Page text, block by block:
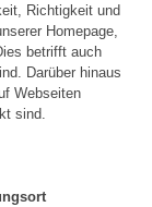
Richtigkeit und
Homepage,
betrifft auch
Darüber hinaus
Webseiten
sind.